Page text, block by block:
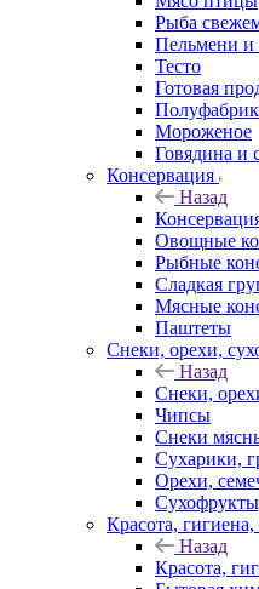
Рыба
Пельмени и
Тесто
Готовая
Мороженое
Говядина и
Консервация
Назад
Овощные
Рыбные
Сладкая
Мясные
Паштеты
Снеки, орехи,
Назад
Снеки,
Чипсы
Снеки
Сухарики,
Орехи,
Красота,
Назад
Красота,